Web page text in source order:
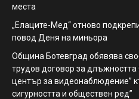
места
„Елаците-Мед“ отново
повод Деня на миньора
Община Ботевград обявява
трудов договор за
център за видеонаблюдение”
сигурността и обществен ред”